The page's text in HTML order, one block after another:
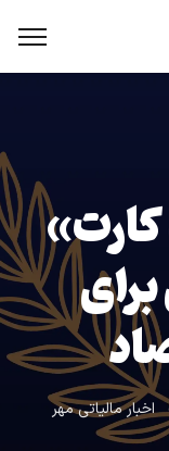
اخبار مالیاتی مهر